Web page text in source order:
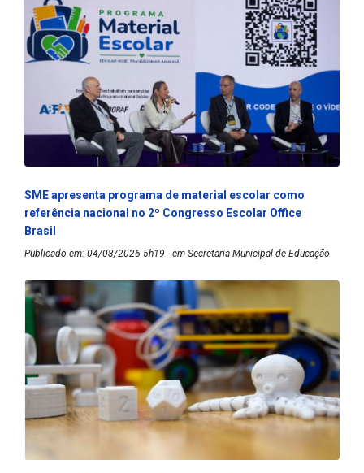
SME apresenta programa de material escolar como
referência nacional no 2º Congresso Escolar Office
Brasil
Publicado em: 04/08/2026 5h19 - em Secretaria Municipal de Educação